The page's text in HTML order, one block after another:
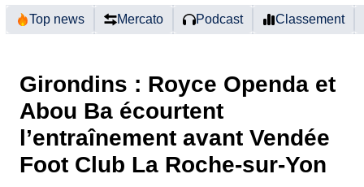
Top news Mercato Podcast Classement
Girondins : Royce Openda et
Abou Ba écourtent
l’entraînement avant Vendée
Foot Club La Roche-sur-Yon